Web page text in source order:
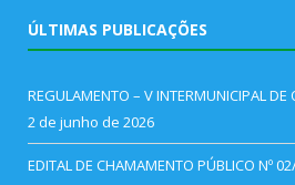
ÚLTIMAS PUBLICAÇÕES
REGULAMENTO – V INTERMUNICIPAL
2 de junho de 2026
EDITAL DE CHAMAMENTO PÚBLICO Nº